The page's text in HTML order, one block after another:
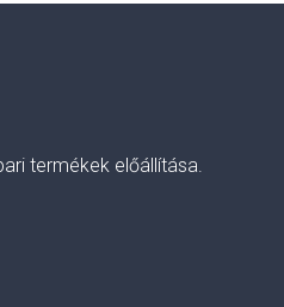
termékek előállítása.